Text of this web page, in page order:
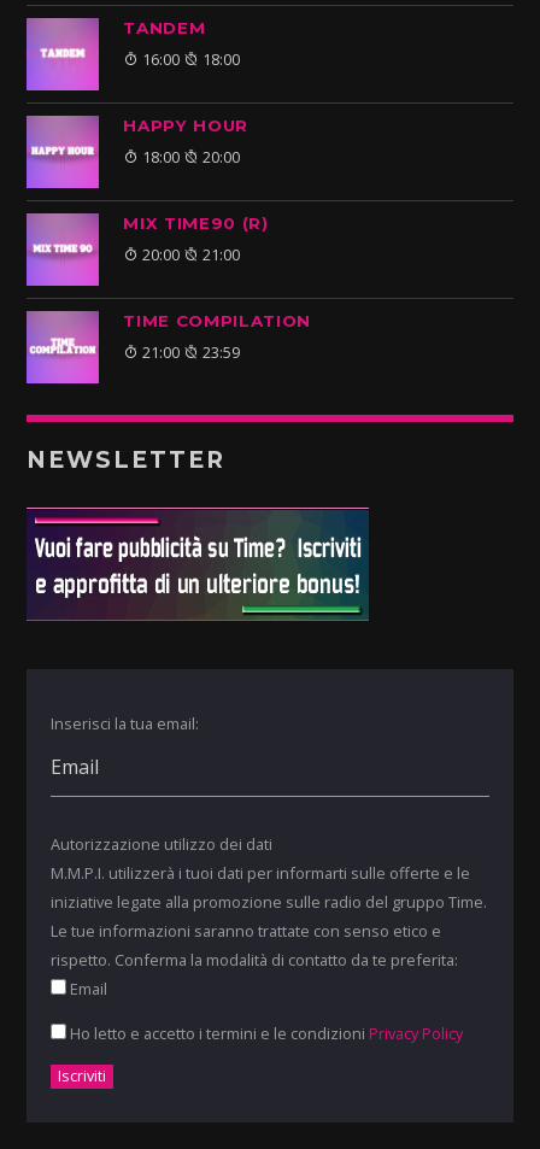
TANDEM
16:00 18:00
HAPPY HOUR
18:00 20:00
MIX TIME90 (R)
20:00 21:00
TIME COMPILATION
21:00 23:59
NEWSLETTER
Inserisci la tua email:
Autorizzazione utilizzo dei dati
M.M.P.I. utilizzerà i tuoi dati per informarti sulle offerte e le
iniziative legate alla promozione sulle radio del gruppo Time.
Le tue informazioni saranno trattate con senso etico e
rispetto. Conferma la modalità di contatto da te preferita:
Email
Ho letto e accetto i termini e le condizioni Privacy Policy